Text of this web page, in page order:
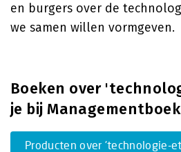
en burgers over de
we samen willen vormgeven.
Boeken over
je bij
Producten over 'technologie-